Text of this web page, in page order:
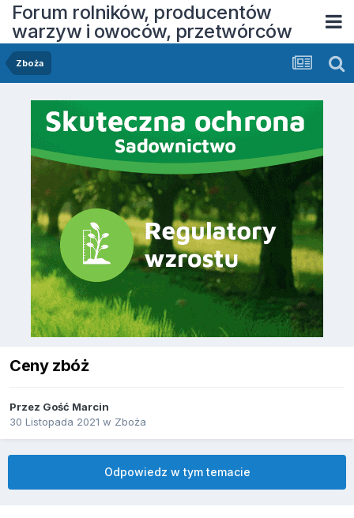
Forum rolników, producentów
warzyw i owoców, przetwórców
Zboża
Ceny zbóż
Przez Gość Marcin
30 Listopada 2021 w Zboża
Odpowiedz w tym temacie